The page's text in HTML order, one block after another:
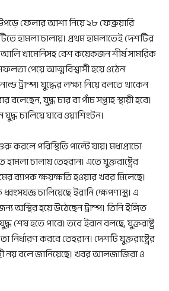
ফেলার আশা নিয়ে ২৮ ফেব্রুয়ারি
হামলা চালায়। প্রথম হামলাতেই দেশটির
আলি খামেনিসহ বেশ কয়েকজন শীর্ষ সামরিক
পেয়ে আত্মবিশ্বাসী হয়ে ওঠেন
ট্রাম্প। যুদ্ধের লক্ষ্য নিয়ে বলতে থাকেন
যুদ্ধ চার বা পাঁচ সপ্তাহ স্থায়ী হবে।
চালিয়ে যাবে ওয়াশিংটন।
করলে পরিস্থিতি পাল্টে যায়। মধ্যপ্রাচ্যে
হামলা চালায় তেহরান। এতে যুক্তরাষ্ট্রের
ব্যাপক ক্ষয়ক্ষতি হওয়ার খবর মিলেছে।
চালিয়েছে ইরানি ক্ষেপণাস্ত্র। এ
অস্থির হয়ে উঠেছেন ট্রাম্প। তিনি ইঙ্গিত
শেষ হতে পারে। তবে ইরান বলছে, যুক্তরাষ্ট্র
নির্ধারণ করবে তেহরান। দেশটি যুক্তরাষ্ট্রের
নয় বলে জানিয়েছে। খবর আলজাজিরা ও